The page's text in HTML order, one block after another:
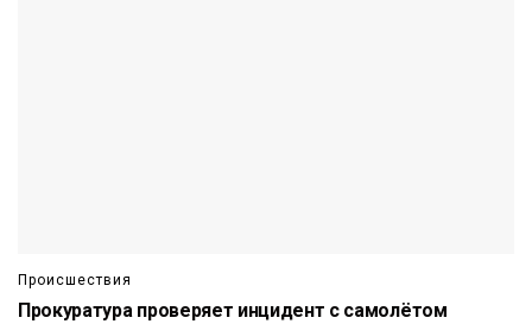
Происшествия
Прокуратура проверяет инцидент с самолётом